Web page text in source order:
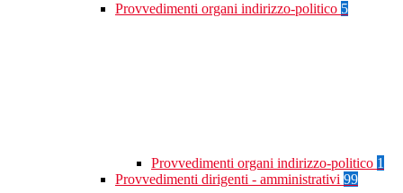
Provvedimenti organi indirizzo-politico 5
Provvedimenti organi indirizzo-politico 1
Provvedimenti dirigenti - amministrativi 99